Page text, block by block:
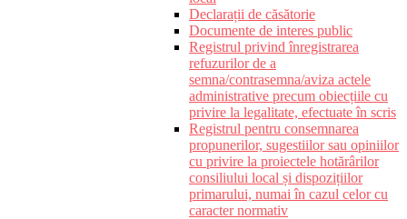
Declarații de căsătorie
Documente de interes public
Registrul privind înregistrarea
refuzurilor de a
semna/contrasemna/aviza actele
administrative precum obiecțiile cu
privire la legalitate, efectuate în scris
Registrul pentru consemnarea
propunerilor, sugestiilor sau opiniilor
cu privire la proiectele hotărârilor
consiliului local și dispozițiilor
primarului, numai în cazul celor cu
caracter normativ